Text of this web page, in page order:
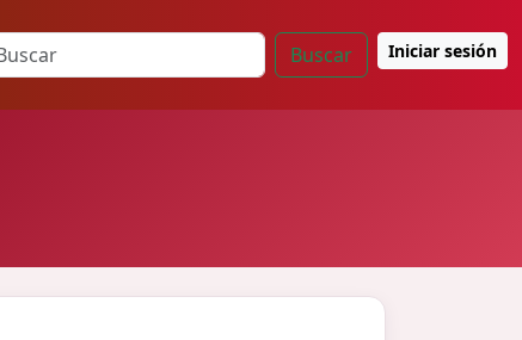
Buscar Iniciar sesión